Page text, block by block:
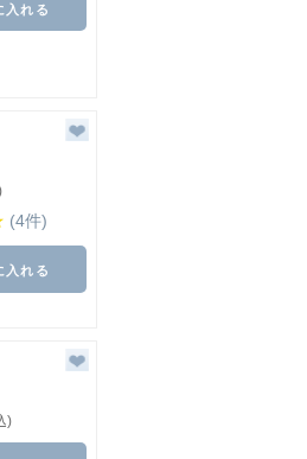
入れる
(4件)
入れる
)